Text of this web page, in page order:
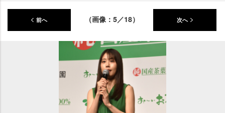
前へ （画像：5／18） 次へ